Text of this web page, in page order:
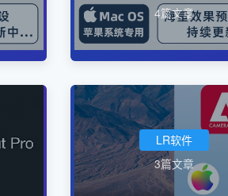
4篇文章
LR软件
3篇文章